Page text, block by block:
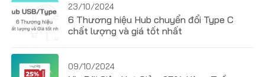
23/10/2024
6 Thương hiệu Hub chuyển đổi Type C
chất lượng và giá tốt nhất
09/10/2024